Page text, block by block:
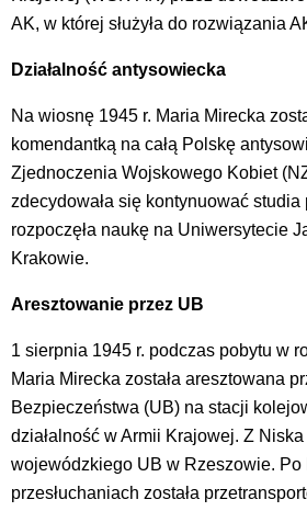
AK, w której służyła do rozwiązania
Działalność antysowiecka
Na wiosnę 1945 r. Maria Mirecka
komendantką na całą Polskę
Zjednoczenia Wojskowego Kobiet
zdecydowała się kontynuować studia
rozpoczęła naukę na Uniwersytecie
Krakowie.
Aresztowanie przez UB
1 sierpnia 1945 r. podczas pobytu w
Maria Mirecka została aresztowana
Bezpieczeństwa (UB) na stacji
działalność w Armii Krajowej. Z
wojewódzkiego UB w Rzeszowie. Po
przesłuchaniach została